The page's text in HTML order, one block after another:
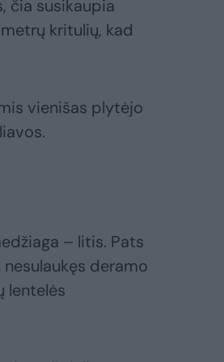
čia susikaupia
kritulių, kad
vienišas plytėjo
– litis. Pats
deramo
lentelės